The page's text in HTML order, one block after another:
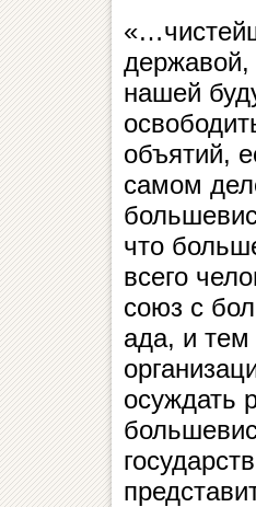
державой,
нашей
объятий,
самом
что
всего
союз с
ада, и
осуждать